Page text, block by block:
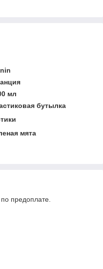
мл
бутылка
мята
предоплате.